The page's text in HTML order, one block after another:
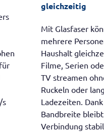
gleichzeitig
Mit Glasfaser können
mehrere Personen im
Haushalt gleichzeitig
Filme, Serien oder Live-
TV streamen ohne
Ruckeln oder lange
Ladezeiten. Dank hoher
Bandbreite bleibt die
Verbindung stabil, auch